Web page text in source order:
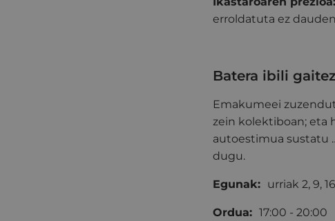
erroldatuta ez
Batera ibili
Emakumeei
zein kolektiboan; eta
autoestimua sustatu
dugu.
Egunak: urriak 2, 9,
Ordua: 17:00 - 20:00